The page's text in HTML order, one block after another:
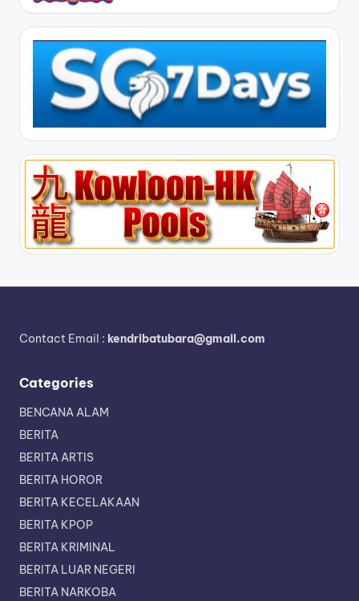
Contact Email : kendribatubara@gmail.com
Categories
BENCANA ALAM
BERITA
BERITA ARTIS
BERITA HOROR
BERITA KECELAKAAN
BERITA KPOP
BERITA KRIMINAL
BERITA LUAR NEGERI
BERITA NARKOBA